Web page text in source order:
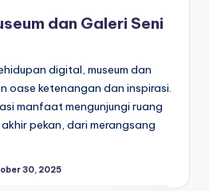
dan Galeri Seni
digital, museum dan
oase ketenangan dan inspirasi.
manfaat mengunjungi ruang
pekan, dari merangsang
30, 2025